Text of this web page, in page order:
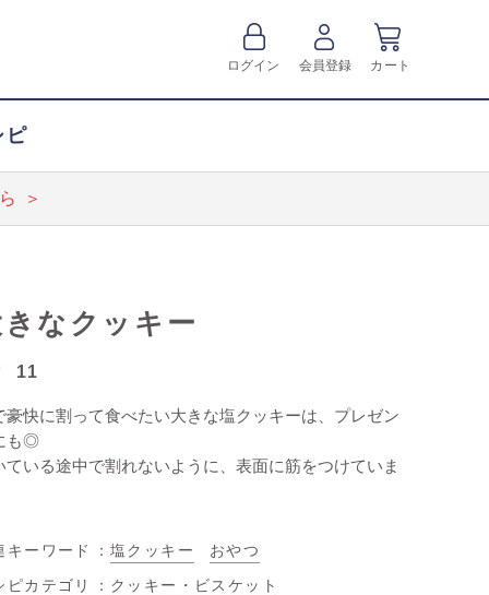
ログイン 会員登録 カート
ピ
＞
なクッキー
11
豪快に割って食べたい大きな塩クッキーは、プレゼン
も◎
ている途中で割れないように、表面に筋をつけていま
キーワード 塩クッキー
おやつ
ピカテゴリ
クッキー・ビスケット